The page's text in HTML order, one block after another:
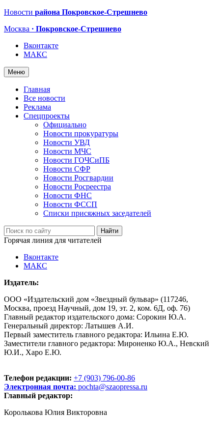
Новости района Покровское-Стрешнево
Москва · Покровское-Стрешнево
Вконтакте
МАКС
Меню
Главная
Все новости
Реклама
Спецпроекты
Официально
Новости прокуратуры
Новости УВД
Новости МЧС
Новости ГОЧСиПБ
Новости СФР
Новости Росгвардии
Новости Росреестра
Новости ФНС
Новости ФССП
Списки присяжных заседателей
Горячая линия для читателей
Вконтакте
МАКС
Издатель:
ООО «Издательский дом «Звездный бульвар» (117246,
Москва, проезд Научный, дом 19, эт. 2, ком. 6Д, оф. 76)
Главный редактор издательского дома: Сорокин Ю.А.
Генеральный директор: Латышев А.И.
Первый заместитель главного редактора: Ильина Е.Ю.
Заместители главного редактора: Мироненко Ю.А., Невский
Ю.И., Харо Е.Ю.
Телефон редакции: +7 (903) 796-00-86
Электронная почта: pochta@szaopressa.ru
Главный редактор:
Королькова Юлия Викторовна